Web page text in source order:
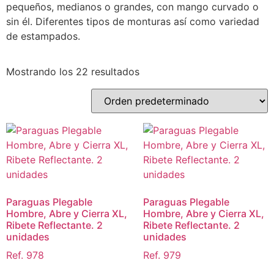
pequeños, medianos o grandes, con mango curvado o
sin él. Diferentes tipos de monturas así como variedad
de estampados.
Mostrando los 22 resultados
Paraguas Plegable
Hombre, Abre y Cierra XL,
Ribete Reflectante. 2
unidades
Ref. 978
Paraguas Plegable
Hombre, Abre y Cierra XL,
Ribete Reflectante. 2
unidades
Ref. 979